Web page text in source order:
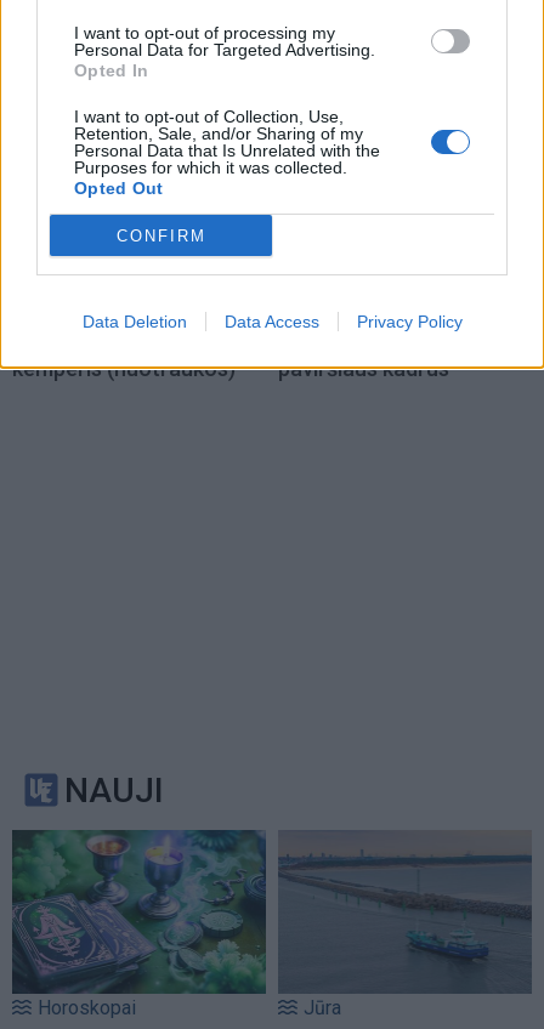
I want to opt-out of processing my
Personal Data for Targeted Advertising.
Opted In
I want to opt-out of Collection, Use,
Retention, Sale, and/or Sharing of my
Personal Data that Is Unrelated with the
Purposes for which it was collected.
Opted Out
CONFIRM
Data Deletion Data Access Privacy Policy
Auto
„Mercedes Sprinter“ virto
ratų: pristatytas
kemperis (nuotraukos)
teleskopas užfiksavo
paviršiaus kadrus
NAUJI
Horoskopai Jūra